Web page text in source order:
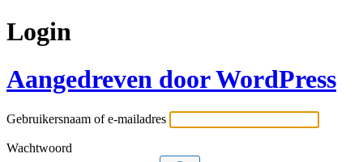
Login
Aangedreven door WordPress
Gebruikersnaam of e-mailadres
Wachtwoord